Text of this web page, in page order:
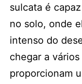
sulcata é
no solo, onde
intenso do
chegar a
proporcionam